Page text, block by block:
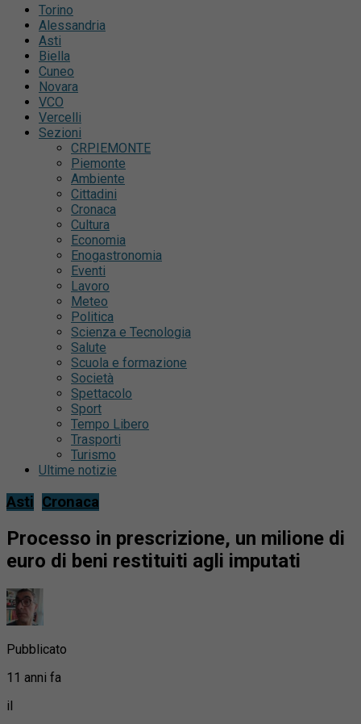
Torino
Alessandria
Asti
Biella
Cuneo
Novara
VCO
Vercelli
Sezioni
CRPIEMONTE
Piemonte
Ambiente
Cittadini
Cronaca
Cultura
Economia
Enogastronomia
Eventi
Lavoro
Meteo
Politica
Scienza e Tecnologia
Salute
Scuola e formazione
Società
Spettacolo
Sport
Tempo Libero
Trasporti
Turismo
Ultime notizie
Asti Cronaca
Processo in prescrizione, un milione di
euro di beni restituiti agli imputati
Pubblicato
11 anni fa
il